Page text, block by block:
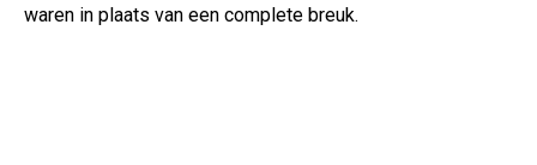
waren in plaats van een complete breuk.